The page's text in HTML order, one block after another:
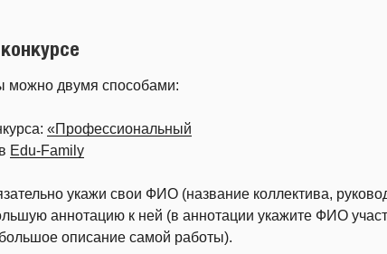
можно двумя способами:
«Профессиональный
Edu-Family
укажи свои ФИО (название коллектива,
аннотацию к ней (в аннотации укажите ФИО
описание самой работы).